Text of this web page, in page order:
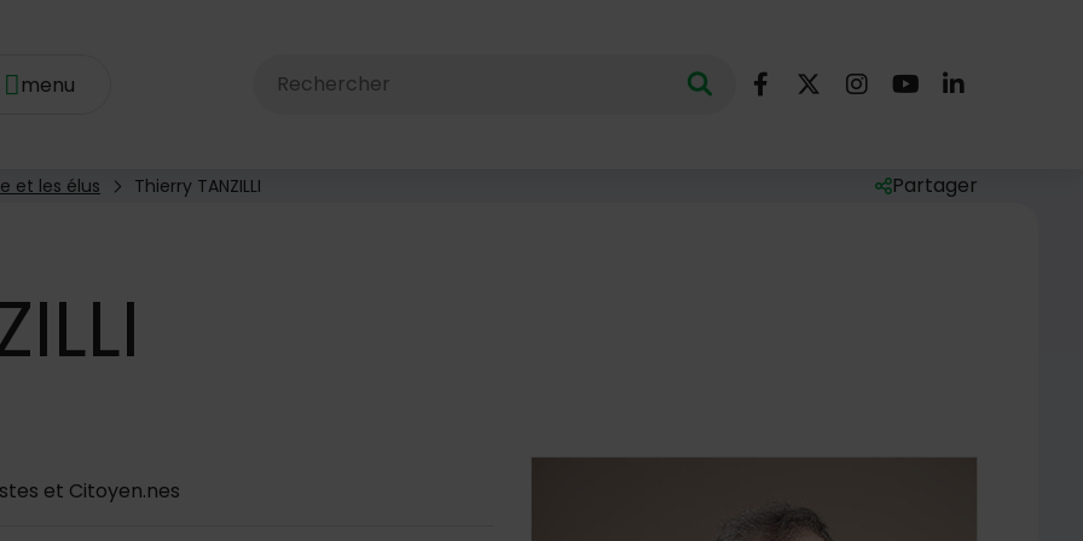
Rechercher dans le site avec des mots clés au minimum de 3 caractères
Lancer la recherche
Nous suivre
Facebook
X (Twitter)
Instagram
YouTubeLinkedIn
et les élus Thierry TANZILLI Liste des liens de
Partager
et Citoyen.nes